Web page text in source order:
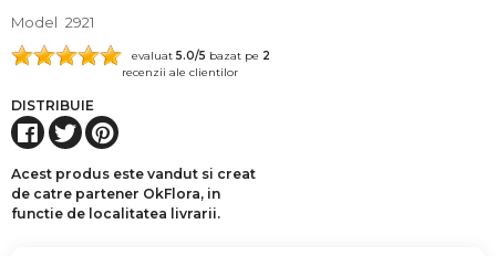
Model 2921
evaluat 5.0/5 bazat pe 2
recenzii ale clientilor
DISTRIBUIE
Acest produs este vandut si creat
de catre partener OkFlora, in
functie de localitatea livrarii.